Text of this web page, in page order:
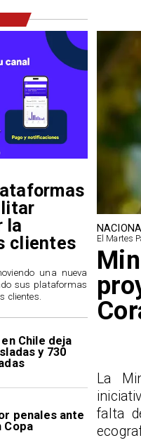
Chile deja
y 730
penales ante
Copa
la
clientes
una nueva
sus plataformas
clientes.
El Martes
La
falta